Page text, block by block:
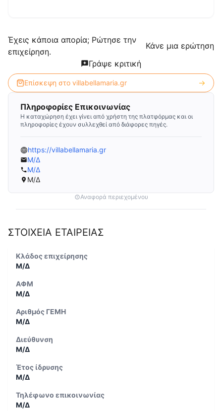
Έχεις κάποια απορία; Ρώτησε την
επιχείρηση.
Κάνε μια ερώτηση
Γράψε κριτική
Επίσκεψη στο villabellamaria.gr
Πληροφορίες Επικοινωνίας
Η καταχώρηση έχει γίνει από χρήστη της πλατφόρμας και οι
πληροφορίες έχουν συλλεχθεί από διάφορες πηγές.
https://villabellamaria.gr
Μ/Δ
Μ/Δ
Μ/Δ
Αναφορά περιεχομένου
ΣΤΟΙΧΕΙΑ ΕΤΑΙΡΕΙΑΣ
Κλάδος επιχείρησης
Μ/Δ
ΑΦΜ
Μ/Δ
Αριθμός ΓΕΜΗ
Μ/Δ
Διεύθυνση
Μ/Δ
Έτος ίδρυσης
Μ/Δ
Τηλέφωνο επικοινωνίας
Μ/Δ